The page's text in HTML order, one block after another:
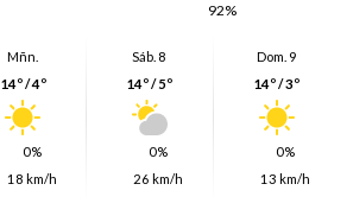
92%
Mñn.
14º / 4º
0%
18 km/h
Sáb. 8
14º / 5º
0%
26 km/h
Dom. 9
14º / 3º
0%
13 km/h